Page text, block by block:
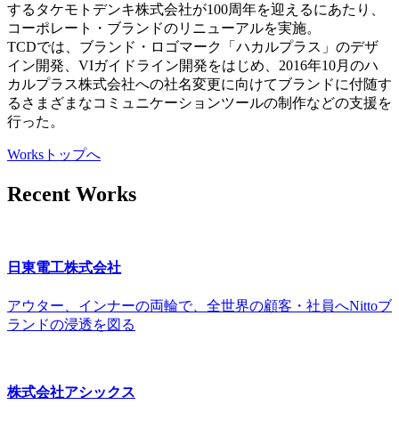
するタケモトデンキ株式会社が100周年を迎えるにあたり、
コーポレート・ブランドのリニューアルを実施。
TCDでは、ブランド・ロゴマーク「ハカルプラス」のデザ
イン開発、VIガイドライン開発をはじめ、2016年10月のハ
カルプラス株式会社への社名変更に向けてブランドに付随す
るさまざまなコミュニケーションツールの制作などの支援を
行った。
Worksトップへ
Recent Works
日東電工株式会社
アウター、インナーの両輪で、全世界の顧客・社員へNittoブ
ランドの浸透を図る
株式会社アシックス